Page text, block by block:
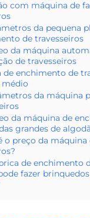
com máquina de
da pequena
de travesseiros
da máquina
de travesseiros
de enchimento de
da máquina
da máquina de
grandes de
o preço da máquina
de enchimento
fazer